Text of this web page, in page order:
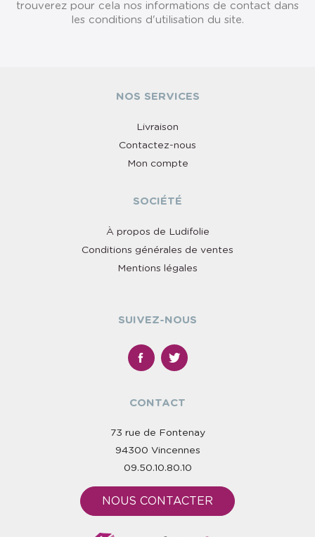
trouverez pour cela nos informations de contact dans
les conditions d'utilisation du site.
NOS SERVICES
Livraison
Contactez-nous
Mon compte
SOCIÉTÉ
À propos de Ludifolie
Conditions générales de ventes
Mentions légales
SUIVEZ-NOUS
CONTACT
73 rue de Fontenay
94300 Vincennes
09.50.10.80.10
NOUS CONTACTER